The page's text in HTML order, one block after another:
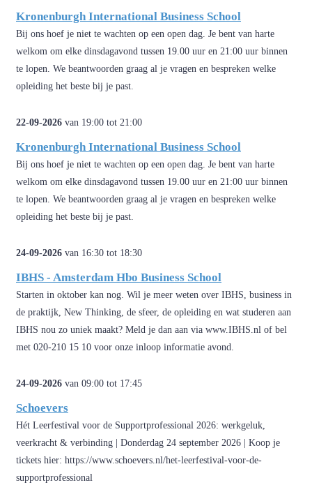
Kronenburgh International Business School
Bij ons hoef je niet te wachten op een open dag. Je bent van harte
welkom om elke dinsdagavond tussen 19.00 uur en 21:00 uur binnen
te lopen. We beantwoorden graag al je vragen en bespreken welke
opleiding het beste bij je past.
22-09-2026 van 19:00 tot 21:00
Kronenburgh International Business School
Bij ons hoef je niet te wachten op een open dag. Je bent van harte
welkom om elke dinsdagavond tussen 19.00 uur en 21:00 uur binnen
te lopen. We beantwoorden graag al je vragen en bespreken welke
opleiding het beste bij je past.
24-09-2026 van 16:30 tot 18:30
IBHS - Amsterdam Hbo Business School
Starten in oktober kan nog. Wil je meer weten over IBHS, business in
de praktijk, New Thinking, de sfeer, de opleiding en wat studeren aan
IBHS nou zo uniek maakt? Meld je dan aan via www.IBHS.nl of bel
met 020-210 15 10 voor onze inloop informatie avond.
24-09-2026 van 09:00 tot 17:45
Schoevers
Hét Leerfestival voor de Supportprofessional 2026: werkgeluk,
veerkracht & verbinding | Donderdag 24 september 2026 | Koop je
tickets hier: https://www.schoevers.nl/het-leerfestival-voor-de-
supportprofessional